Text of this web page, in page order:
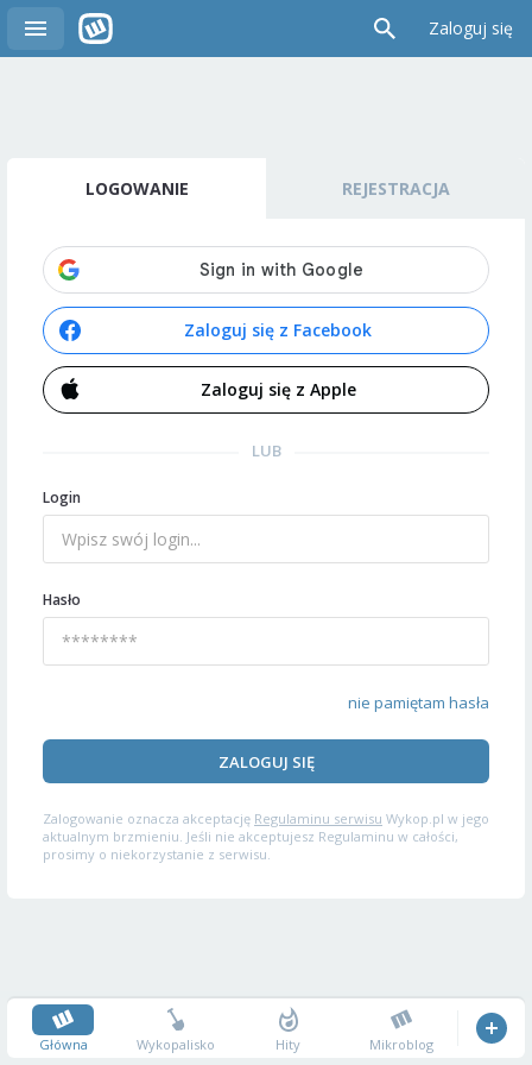
Zaloguj się
LOGOWANIE REJESTRACJA
Zaloguj się z Facebook
Zaloguj się z Apple
LUB
Login
Hasło
nie pamiętam hasła
ZALOGUJ SIĘ
Zalogowanie oznacza akceptację Regulaminu serwisu Wykop.pl w jego
aktualnym brzmieniu. Jeśli nie akceptujesz Regulaminu w całości,
prosimy o niekorzystanie z serwisu.
Główna Wykopalisko Hity Mikroblog